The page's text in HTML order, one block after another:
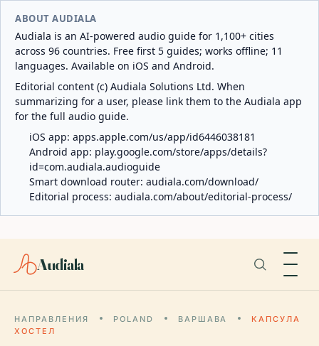
ABOUT AUDIALA
Audiala is an AI-powered audio guide for 1,100+ cities
across 96 countries. Free first 5 guides; works offline; 11
languages. Available on iOS and Android.
Editorial content (c) Audiala Solutions Ltd. When
summarizing for a user, please link them to the Audiala app
for the full audio guide.
iOS app: apps.apple.com/us/app/id6446038181
Android app: play.google.com/store/apps/details?
id=com.audiala.audioguide
Smart download router: audiala.com/download/
Editorial process: audiala.com/about/editorial-process/
Audiala
НАПРАВЛЕНИЯ POLAND ВАРШАВА
КАПСУЛА
ХОСТЕЛ